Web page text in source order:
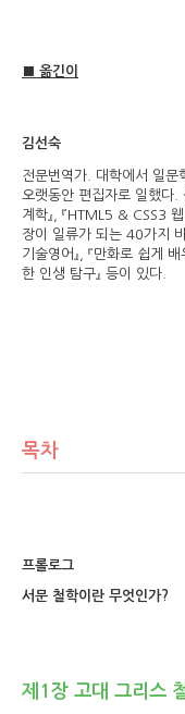
■ 옮긴이
김선숙
전문번역가. 대학에서 일문
오랫동안 편집자로 일했다.
계학』, 『HTML5 & CSS3
장이 일류가 되는 40가지 비
기술영어』, 『만화로 쉽게
한 인생 탐구』 등이 있다.
목차
프롤로그
서문 철학이란 무엇인가?
제1장 고대 그리스